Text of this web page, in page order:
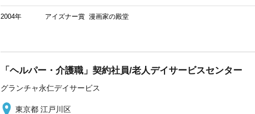
2004年 アイズナー賞 漫画家の殿堂
「ヘルパー・介護職」契約社員/老人デイサービスセンター
グランチャ永仁デイサービス
東京都 江戸川区